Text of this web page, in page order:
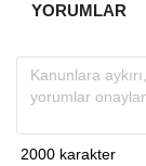
YORUMLAR